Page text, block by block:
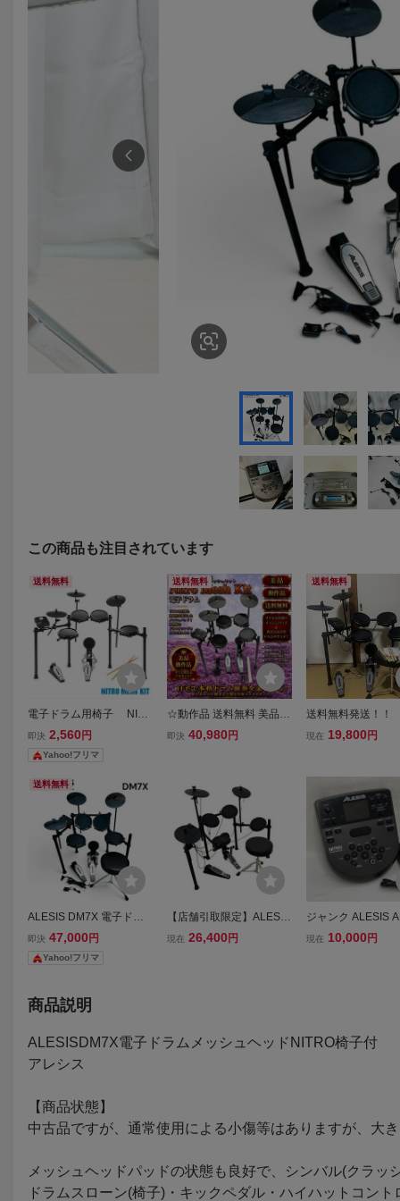
この商品も注目されています
送料無料
電子ドラム用椅子 NITR
O MESH KIT ALESIS 楽器
別売り アレシス セット
即決 2,560 円
Yahoo!フリマ
送料無料
ALESIS DM7X 電子ドラ
ム メッシュヘッド NITRO
即決 47,000 円
Yahoo!フリマ
送料無料
☆動作品 送料無料 美品 Al
esis アレシス Nitro Mesh
即決 40,980 円
【店舗引取限定】ALESIS
DM7X アレシス Nitro Dru
現在 26,400 円
送料無料
送料無料発送！
IS ( アレシス )電子
現在 19,800 円
ジャンク ALESIS
NITRO MESH KIT
現在 10,000 円
商品説明